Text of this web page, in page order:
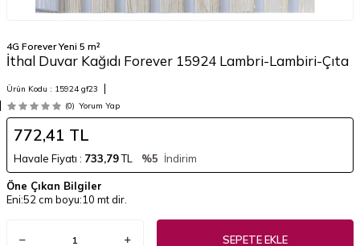
4G Forever Yeni 5 m²
İthal Duvar Kağıdı Forever 15924 Lambri-Lambiri-Çıta
Ürün Kodu : 15924 gf23
(0) Yorum Yap
772,41 TL
Havale Fiyatı : 733,79TL %5 İndirim
Öne Çıkan Bilgiler
Eni:52 cm boyu:10 mt dir.
SEPETE EKLE